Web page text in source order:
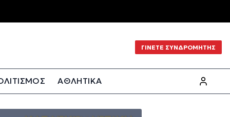
ΓΙΝΕΤΕ ΣΥΝΔΡΟΜΗΤΗΣ
ΑΘΛΗΤΙΚΑ